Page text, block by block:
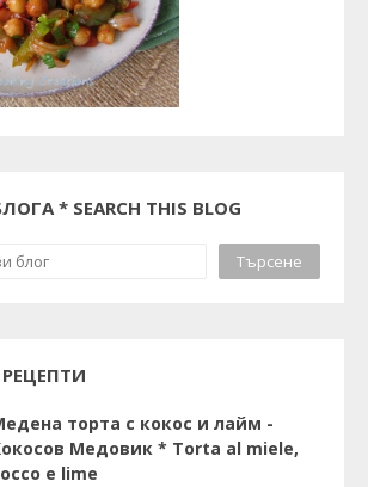
* SEARCH THIS BLOG
торта с кокос и лайм -
Медовик * Torta al miele,
e lime